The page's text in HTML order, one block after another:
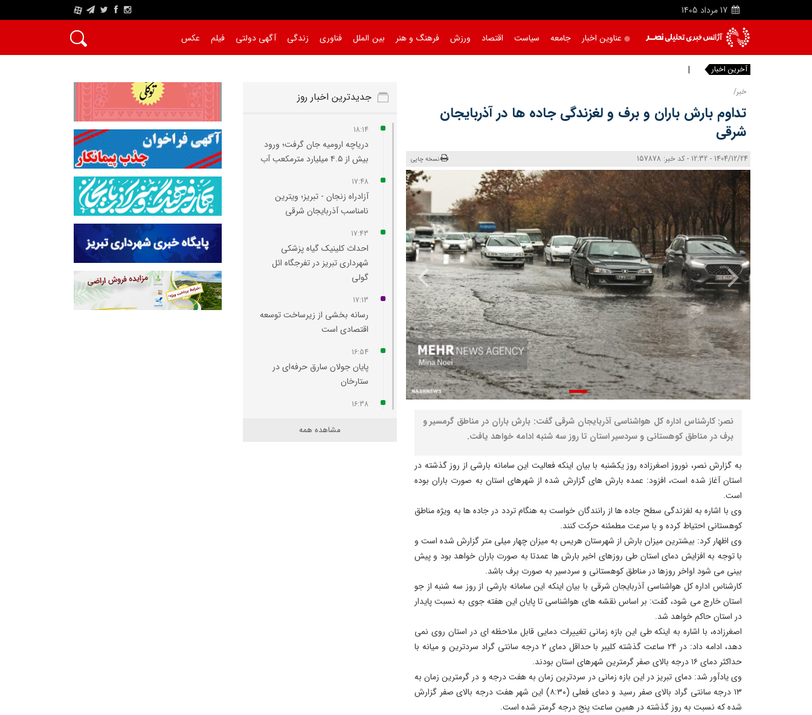
17 مرداد 1405
A
عناوین اخبار جامعه سیاست اقتصاد ورزش فرهنگ و هنر بین الملل فناوری زندگی آگهی دولتی فیلم عکس
آخرین اخبار دریاچه
خبر/
تداوم بارش باران و برف و لغزندگی جاده ها در آذربایجان
شرقی
1404/12/24 - 12:32 - کد خبر: 157878 نسخه چاپی
نصر: کارشناس اداره کل هواشناسی آذربایجان شرقی گفت: بارش باران در مناطق گرمسیر و
برف در مناطق کوهستانی و سردسیر استان تا روز سه شنبه ادامه خواهد یافت.
به گزارش نصر، نوروز اصغرزاده روز یکشنبه با بیان اینکه فعالیت این سامانه بارشی از روز گذشته در
استان آغاز شده است، افزود: عمده بارش های گزارش شده از شهرهای استان به صورت باران بوده
است.
وی با اشاره به لغزندگی سطح جاده ها از رانندگان خواست به هنگام تردد در جاده ها به ویژه مناطق
کوهستانی احتیاط کرده و با سرعت مطمئنه حرکت کنند.
وی اظهار کرد: بیشترین میزان بارش از شهرستان هریس به میزان چهار میلی متر گزارش شده است و
با توجه به افزایش دمای استان طی روزهای اخیر بارش ها عمدتا به صورت باران خواهد بود و پیش
بینی می شود اواخر روزها در مناطق کوهستانی و سردسیر به صورت برف باشد.
کارشناس اداره کل هواشناسی آذربایجان شرقی با بیان اینکه این سامانه بارشی از روز سه شنبه از جو
استان خارج می شود، گفت: بر اساس نقشه های هواشناسی تا پایان این هفته جوی به نسبت پایدار
در استان حاکم خواهد شد.
اصغرزاده، با اشاره به اینکه طی این بازه زمانی تغییرات دمایی قابل ملاحظه ای در استان روی نمی
دهد، ادامه داد: در ۲۴ ساعت گذشته کلیبر با حداقل دمای ۲ درجه سانتی گراد سردترین و میانه با
حداکثر دمای ۱۶ درجه بالای صفر گرمترین شهرهای استان بودند.
وی یادآور شد: دمای تبریز در این بازه زمانی در سردترین زمان به هفت درجه و در گرمترین زمان به
۱۳ درجه سانتی گراد بالای صفر رسید و دمای فعلی (۸:۳۰) این شهر هفت درجه بالای صفر گزارش
شده که نسبت به روز گذشته در همین ساعت پنج درجه گرمتر شده است.
جدیدترین اخبار روز
18:14
دریاچه ارومیه جان گرفت؛ ورود
بیش از ۴.۵ میلیارد مترمکعب آب
17:48
آزادراه زنجان - تبریز؛ ویترین
نامناسب آذربایجان شرقی
17:43
احداث کلینیک گیاه‌ پزشکی
شهرداری تبریز در تفرجگاه ائل‌
گولی
17:13
رسانه بخشی از زیرساخت توسعه
اقتصادی است
16:54
پایان جولان سارق حرفه‌ای در
ستارخان
16:38
مشاهده همه